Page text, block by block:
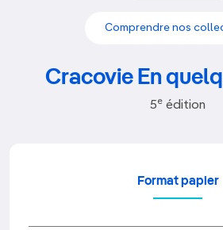
Comprendre nos
Cracovie En
5e édition
Format papier